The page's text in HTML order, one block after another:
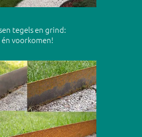
tegels en grind:
voorkomen!